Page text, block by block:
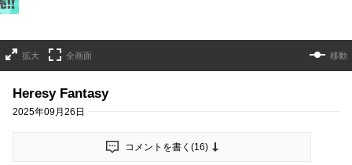
拡大 全画面 移動
Heresy Fantasy
2025年09月26日
コメントを書く(16)